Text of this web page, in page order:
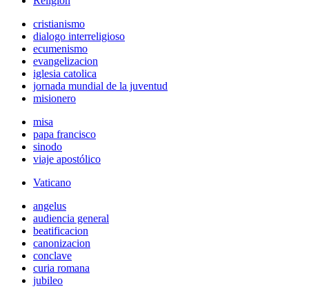
cristianismo
dialogo interreligioso
ecumenismo
evangelizacion
iglesia catolica
jornada mundial de la juventud
misionero
misa
papa francisco
sinodo
viaje apostólico
Vaticano
angelus
audiencia general
beatificacion
canonizacion
conclave
curia romana
jubileo